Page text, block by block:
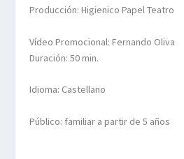
Producción: Higienico Papel Teatro
Vídeo Promocional: Fernando Oliva
Duración: 50 min.
Idioma: Castellano
Público: familiar a partir de 5 años